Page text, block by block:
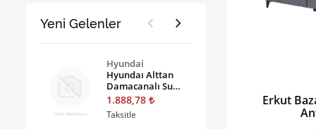
Erkut
Yeni Gelenler
Hyundai
Hyundaı Alttan
Damacanalı Su
Sebili Hyn-910 Gd
1.888,78
Taksitle